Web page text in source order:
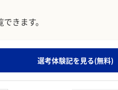
きます。
選考体験記を見る(無料)